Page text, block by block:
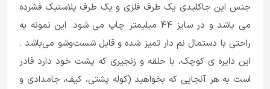
جنس این جاکلیدی یک طرف فلزی و یک طرف پلاستیک فشرده
می باشد و در سایز 44 میلیمتر چاپ می شود. این نمونه به
راحتی با دستمال نم دار تمیز شده و قابل شست‌وشو می‌باشد .
این دایره ی کوچک، با حلقه و زنجیری که پشت خود دارد قادر
است به هر آنجایی که بخواهید (کوله پشتی، کیف، جامدادی و